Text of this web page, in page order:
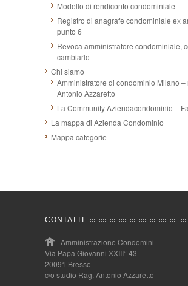
Modello di rendiconto condominiale
Registro di anagrafe condominiale ex
punto 6
Revoca amministratore condominiale,
cambiarlo
Chi siamo
Amministratore di condominio Milano –
Antonio Azzaretto
La Community Aziendacondominio –
La mappa di Azienda Condominio
Mappa categorie
CONTATTI
Amministrazione Condomini
Via Papa Giovanni XXIII° 43
20091 Bresso
c/o studio Rag. Antonio Azzaretto